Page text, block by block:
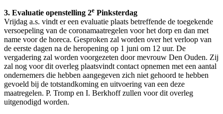
3. Evaluatie openstelling 2e Pinksterdag
Vrijdag a.s. vindt er een evaluatie plaats betreffende de toegekende
versoepeling van de coronamaatregelen voor het dorp en dan met
name voor de horeca. Gesproken zal worden over het verloop van
de eerste dagen na de heropening op 1 juni om 12 uur. De
vergadering zal worden voorgezeten door mevrouw Den Ouden. Zij
zal nog voor dit overleg plaatsvindt contact opnemen met een aantal
ondernemers die hebben aangegeven zich niet gehoord te hebben
gevoeld bij de totstandkoming en uitvoering van een deze
maatregelen. P. Tromp en I. Berkhoff zullen voor dit overleg
uitgenodigd worden.